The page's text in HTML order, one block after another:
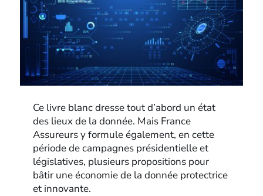
Ce livre blanc dresse tout d’abord un état
des lieux de la donnée. Mais France
Assureurs y formule également, en cette
période de campagnes présidentielle et
législatives, plusieurs propositions pour
bâtir une économie de la donnée protectrice
et innovante.